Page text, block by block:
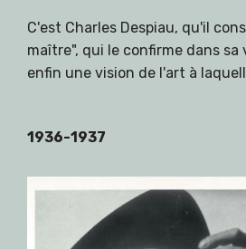
C'est Charles Despiau, qu'il
maître", qui le confirme dans
enfin une vision de l'art à
1936-1937